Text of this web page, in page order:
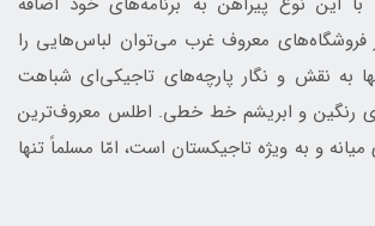
فروشگاه‌های معروف غرب می‌توان لباس‌هایی را
به نقش و نگار پارچه‌های تاجیکی‌ای شباهت
رنگین و ابریشم خط خطی. اطلس معروف‌ترین
میانه و به ویژه تاجیکستان است، امّا مسلماً تنها